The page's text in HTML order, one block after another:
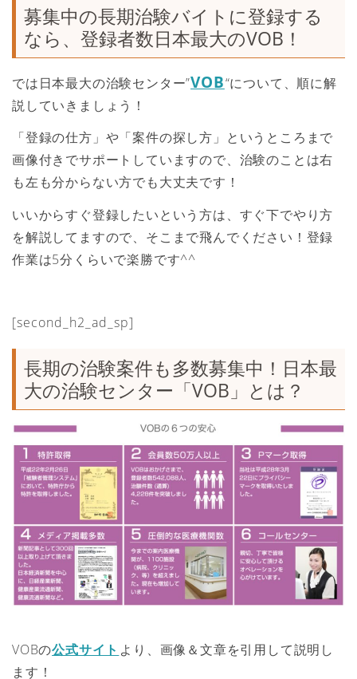
募集中の長期治験バイトに登録する
なら、登録者数日本最大のVOB！
では日本最大の治験センター”VOB“について、順に解
説していきましょう！
「登録の仕方」や「案件の探し方」というところまで
画像付きでサポートしていますので、治験のことは右
も左も分からない方でも大丈夫です！
いいからすぐ登録したいという方は、すぐ下でやり方
を解説してますので、そこまで飛んでください！登録
作業は5分くらいで楽勝です^^
[second_h2_ad_sp]
長期の治験案件も多数募集中！日本最
大の治験センター「VOB」とは？
VOBの公式サイト より、画像＆文章を引用して説明し
ます！